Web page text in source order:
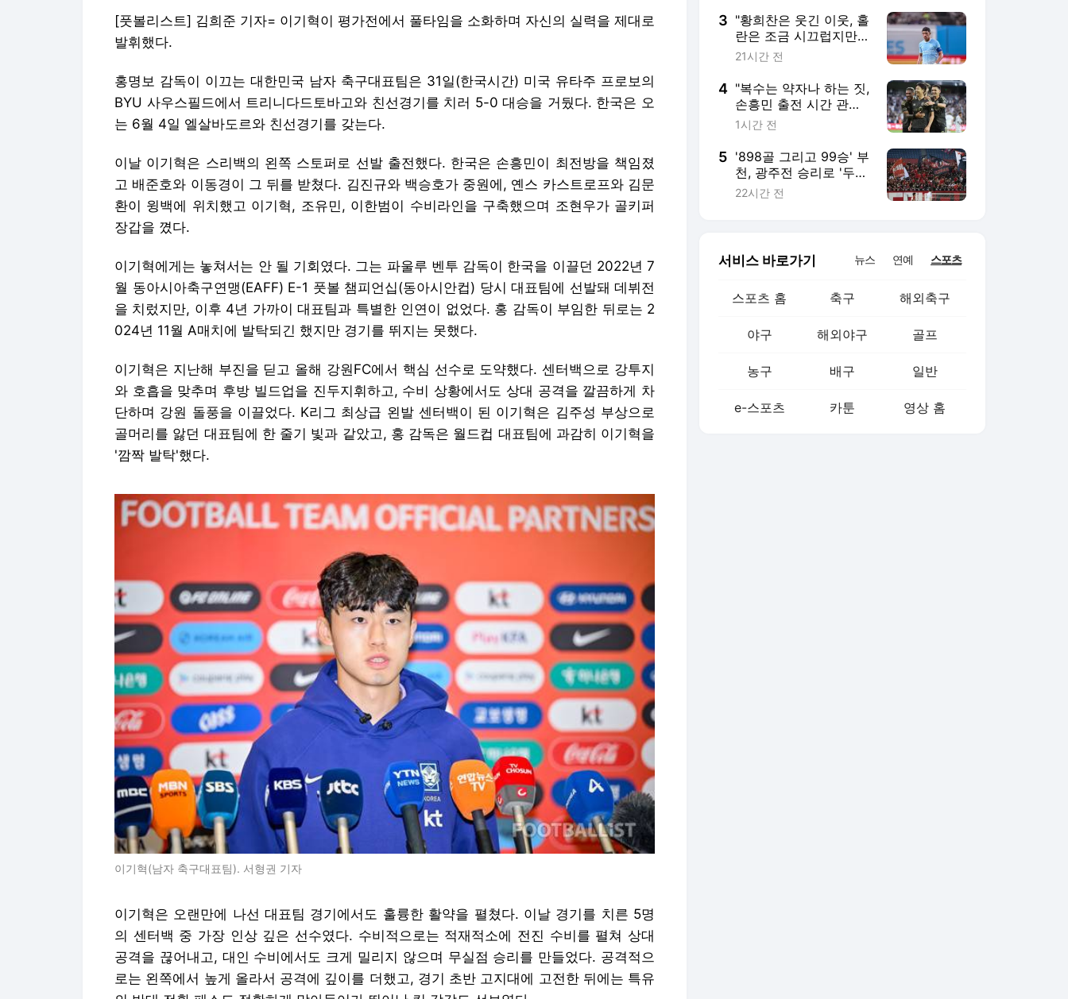
[풋볼리스트] 김희준 기자= 이기혁이 평가전에서 풀타임을 소화하며 자신의 실력을 제대로
발휘했다.
홍명보 감독이 이끄는 대한민국 남자 축구대표팀은 31일(한국시간) 미국 유타주 프로보의
BYU 사우스필드에서 트리니다드토바고와 친선경기를 치러 5-0 대승을 거뒀다. 한국은 오
는 6월 4일 엘살바도르와 친선경기를 갖는다.
이날 이기혁은 스리백의 왼쪽 스토퍼로 선발 출전했다. 한국은 손흥민이 최전방을 책임졌
고 배준호와 이동경이 그 뒤를 받쳤다. 김진규와 백승호가 중원에, 옌스 카스트로프와 김문
환이 윙백에 위치했고 이기혁, 조유민, 이한범이 수비라인을 구축했으며 조현우가 골키퍼
장갑을 꼈다.
이기혁에게는 놓쳐서는 안 될 기회였다. 그는 파울루 벤투 감독이 한국을 이끌던 2022년 7
월 동아시아축구연맹(EAFF) E-1 풋볼 챔피언십(동아시안컵) 당시 대표팀에 선발돼 데뷔전
을 치렀지만, 이후 4년 가까이 대표팀과 특별한 인연이 없었다. 홍 감독이 부임한 뒤로는 2
024년 11월 A매치에 발탁되긴 했지만 경기를 뛰지는 못했다.
이기혁은 지난해 부진을 딛고 올해 강원FC에서 핵심 선수로 도약했다. 센터백으로 강투지
와 호흡을 맞추며 후방 빌드업을 진두지휘하고, 수비 상황에서도 상대 공격을 깔끔하게 차
단하며 강원 돌풍을 이끌었다. K리그 최상급 왼발 센터백이 된 이기혁은 김주성 부상으로
골머리를 앓던 대표팀에 한 줄기 빛과 같았고, 홍 감독은 월드컵 대표팀에 과감히 이기혁을
'깜짝 발탁'했다.
이기혁(남자 축구대표팀). 서형권 기자
이기혁은 오랜만에 나선 대표팀 경기에서도 훌륭한 활약을 펼쳤다. 이날 경기를 치른 5명
의 센터백 중 가장 인상 깊은 선수였다. 수비적으로는 적재적소에 전진 수비를 펼쳐 상대
공격을 끊어내고, 대인 수비에서도 크게 밀리지 않으며 무실점 승리를 만들었다. 공격적으
로는 왼쪽에서 높게 올라서 공격에 깊이를 더했고, 경기 초반 고지대에 고전한 뒤에는 특유
3 "황희찬은 웃긴 이웃, 홀
란은 조금 시끄럽지만
좋은 동료" 맨시티 누네
시티 인터뷰]
21시간 전
4 "복수는 약자나 하는 짓,
손흥민 출전 시간 관리
해야" '북중미 챔스 원
1시간 전
5 '898골 그리고 99승' 부
천, 광주전 승리로 '두
마리 대기록' 잡는다
22시간 전
서비스 바로가기 뉴스 연예 스포츠
스포츠 홈 축구 해외축구
야구 해외야구 골프
농구 배구 일반
e-스포츠 카툰 영상 홈